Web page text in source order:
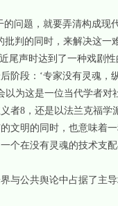
题，就要弄清构成现
批判的同时，来解决这一
声时达到了一种戏剧
阶段：‘专家没有灵魂
以为这是一位当代学者
者8，还是以法兰克福
文明的同时，也意味着
个在没有灵魂的技术支
公共舆论中占据了主导